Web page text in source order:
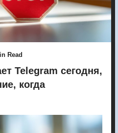
Read
Telegram сегодня,
когда